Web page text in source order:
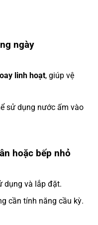
ngày
linh hoạt, giúp vệ
sử dụng nước ấm vào
hoặc bếp nhỏ
dụng và lắp đặt.
cần tính năng cầu kỳ.